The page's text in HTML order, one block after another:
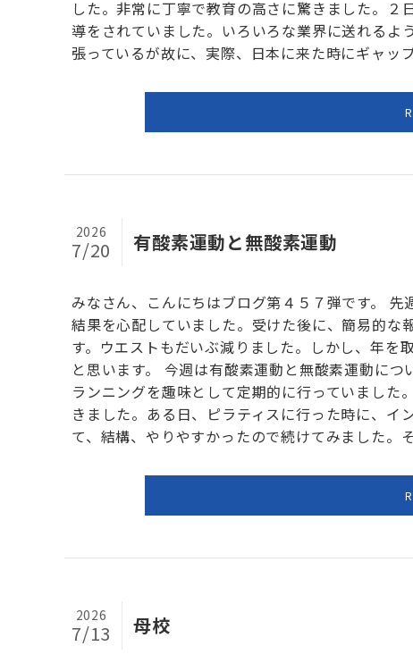
した。非常に丁寧で教育の高さに驚きました。
導をされていました。いろいろな業界に送れるよ
張っているが故に、実際、日本に来た時にギャッ
有酸素運動と無酸素運動
2026
7/20
みなさん、こんにちはブログ第４５７弾です。 先
結果を心配していました。受けた後に、簡易的な
す。ウエストもだいぶ減りました。しかし、年を
と思います。 今週は有酸素運動と無酸素運動に
ランニングを趣味として定期的に行っていました
きました。ある日、ピラティスに行った時に、イ
て、結構、やりやすかったので続けてみました。
母校
2026
7/13